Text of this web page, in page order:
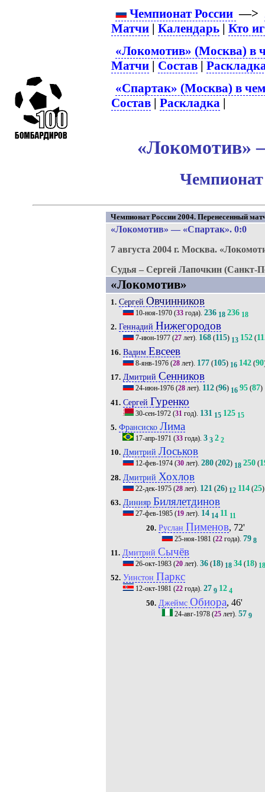
Чемпионат России —>
Матчи |Календарь |Кто
«Локомотив» (Москва) в
Матчи | Состав |
«Спартак» (Москва) в
Состав |Раскладка |
«Локомотив»
Чемпионат
Чемпионат России 2004. Перенесенный
«Локомотив» — «Спартак». 0:0
7 августа 2004 г. Москва.
Судья – Сергей Лапочкин (Санкт-
«Локомотив»
1. Сергей Овчинников
10-ноя-1970(33года). 236 18 236 18
2. Геннадий Нижегородов
7-июн-1977(27лет). 168(115) 13 152(
16. Вадим Евсеев
8-янв-1976(28лет). 177(105) 16 142(90
17. Дмитрий Сенников
24-июн-1976(28лет). 112(96) 16 95(87)
41. Сергей Гуренко
30-сен-1972(31 год). 131 15 125 15
5. Франсиско Лима
17-апр-1971 (33года). 3 3 2 2
10. Дмитрий Лоськов
12-фев-1974(30лет). 280(202) 18 250(
28. Дмитрий Хохлов
22-дек-1975(28лет). 121 (26) 12 114(25)
63. Динияр Билялетдинов
27-фев-1985(19лет). 14 14 11 11
20. Руслан Пименов, 72'
25-ноя-1981 (22 года).79 8
11. Дмитрий Сычёв
26-окт-1983(20лет). 36(18) 18 34(18) 18
52. Уинстон Паркс
12-окт-1981 (22года). 27 9 12 4
50. Джеймс Обиора, 46'
24-авг-1978 (25 лет).57 9